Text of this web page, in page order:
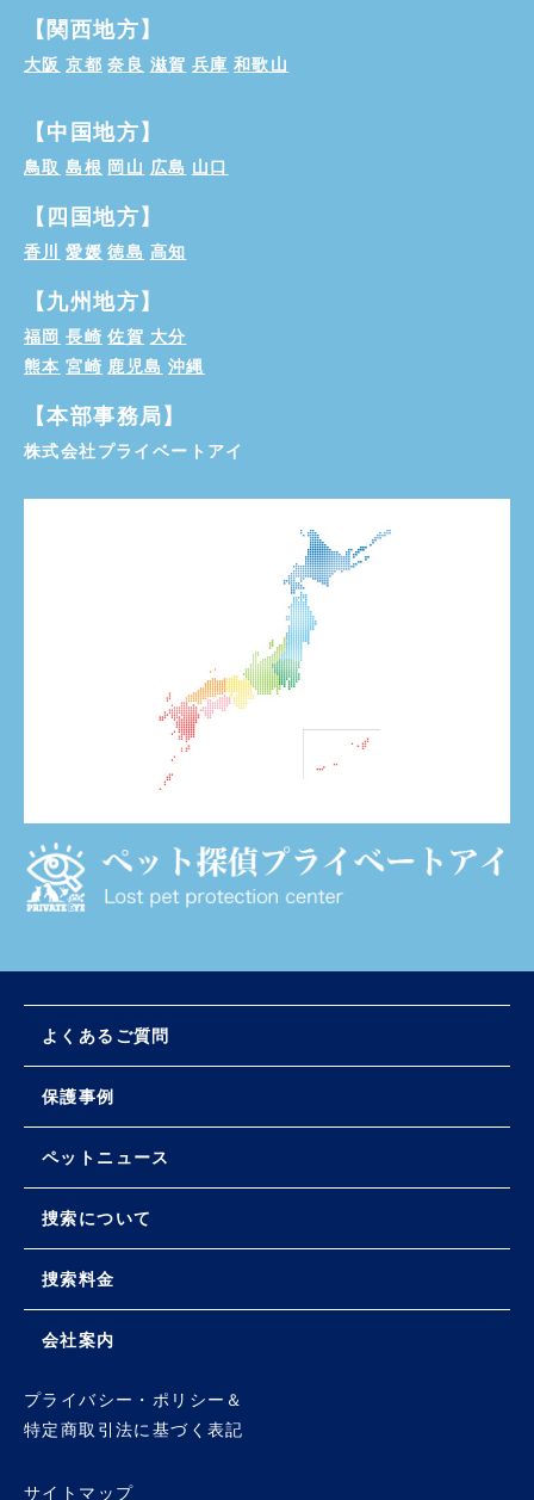
【関西地方】
大阪 京都 奈良 滋賀 兵庫 和歌山
【中国地方】
鳥取 島根 岡山 広島 山口
【四国地方】
香川 愛媛 徳島 高知
【九州地方】
福岡 長崎 佐賀 大分
熊本 宮崎 鹿児島 沖縄
【本部事務局】
株式会社プライベートアイ
よくあるご質問
保護事例
ペットニュース
捜索について
捜索料金
会社案内
プライバシー・ポリシー＆
特定商取引法に基づく表記
サイトマップ